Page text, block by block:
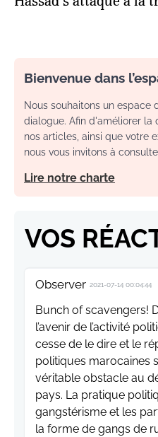
Bienvenue dans
Nous souhaitons un espace
dialogue. Afin d'améliorer la
nos articles, ainsi que votre
nous vous invitons à
Lire notre charte
VOS
Observer 2021-07-14 00:04:44
Bunch of scavengers!
l’avenir de l’activité
cesse de le dire et le
politiques marocaines
véritable obstacle au
pays. La pratique
gangstérisme et les
la forme de gangs de